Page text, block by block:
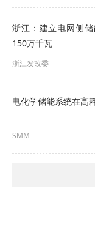
浙江：建立电网侧
150万千瓦
浙江发改委
电化学储能系统在高
SMM